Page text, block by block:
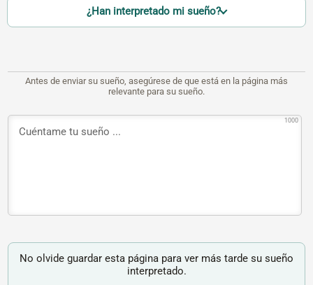
¿Han interpretado mi sueño?
Antes de enviar su sueño, asegúrese de que está en la página más
relevante para su sueño.
1000
No olvide guardar esta página para ver más tarde su sueño
interpretado.